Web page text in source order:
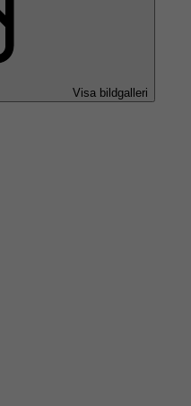
Visa bildgalleri